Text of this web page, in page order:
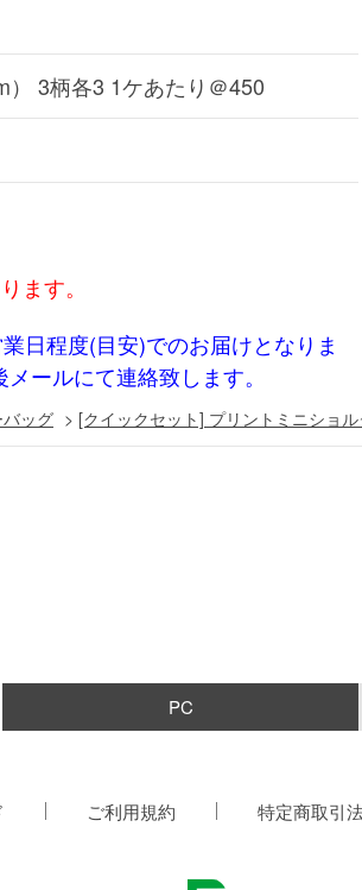
3柄各3 1ケあたり＠450
ます。
日程度(目安)でのお届けとなりま
ールにて連絡致します。
ッグ > [クイックセット] プリントミニショル
PC
ご利用規約 特定商取引